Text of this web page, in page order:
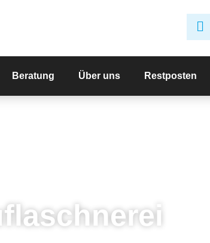
Beratung Über uns Restposten